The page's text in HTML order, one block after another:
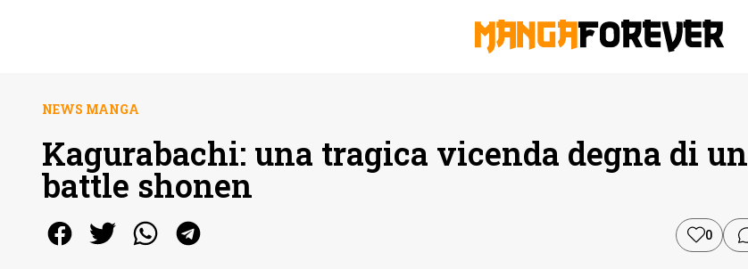
NEWS MANGA
Kagurabachi: una tragica vicenda degna di un
battle shonen
0